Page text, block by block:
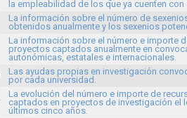
la empleabilidad de los que ya cuenten con
La información sobre el número de
obtenidos anualmente y los sexenios
La información sobre el número e importe
proyectos captados anualmente en
autonómicas, estatales e internacionales.
Las ayudas propias en investigación
por cada universidad.
La evolución del número e importe de
captados en proyectos de investigación el
últimos cinco años.